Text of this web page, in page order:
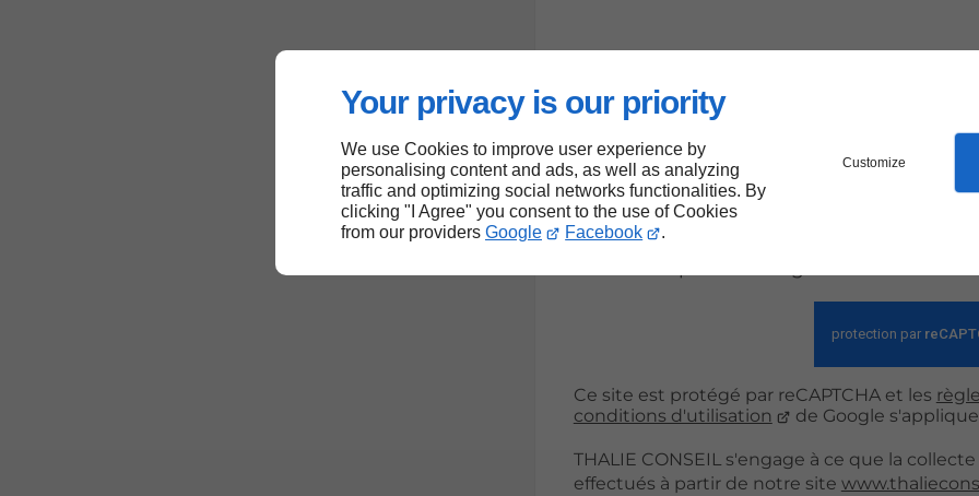
Your privacy is our priority
We use Cookies to improve user experience by
personalising content and ads, as well as analyzing
traffic and optimizing social networks functionalities. By
clicking "I Agree" you consent to the use of Cookies
from our providers Google Facebook .
Customize
En soumettant ce formulaire,
saisies soient exploitées dans le
Ce site est protégé par reCAPTCHA et les
conditions d'utilisation
de Google
THALIE CONSEIL s'engage à ce que la
effectués à partir de notre site